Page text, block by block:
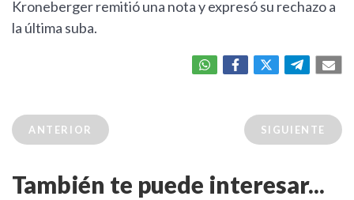
Kroneberger remitió una nota y expresó su rechazo a
la última suba.
ANTERIOR SIGUIENTE
También te puede interesar...